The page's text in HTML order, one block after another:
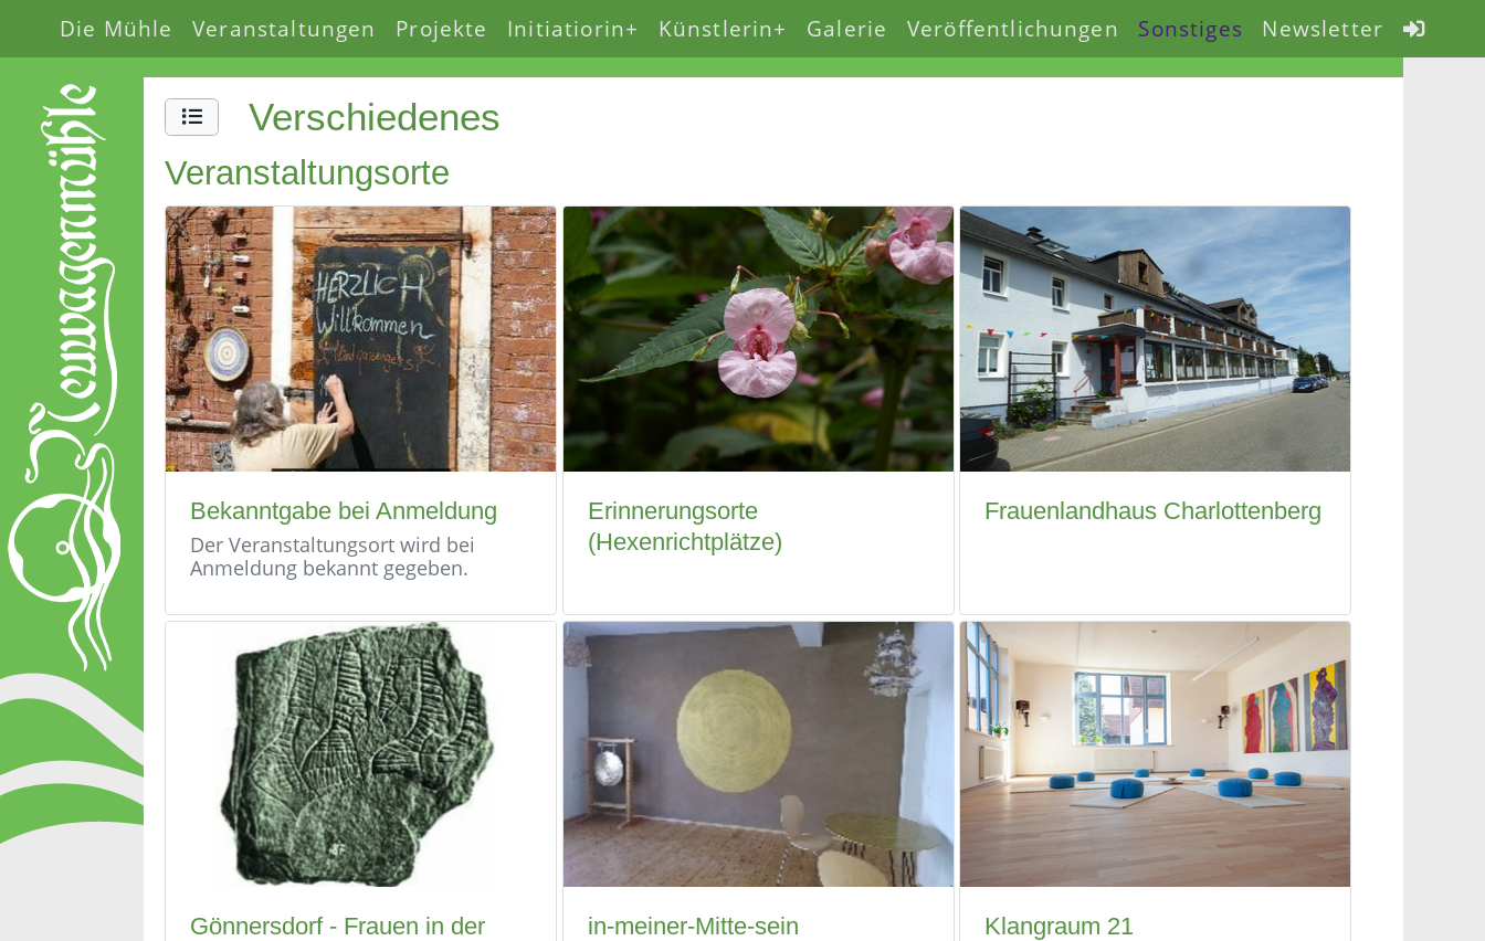
Die Mühle Veranstaltungen Projekte Initiatiorin+ Künstlerin+ Galerie Veröffentlichungen Sonstiges Newsletter
Verschiedenes
Veranstaltungsorte
Bekanntgabe bei Anmeldung
Der Veranstaltungsort wird bei
Anmeldung bekannt gegeben.
Erinnerungsorte
(Hexenrichtplätze)
Frauenlandhaus Charlottenberg
Gönnersdorf - Frauen in der
in-meiner-Mitte-sein Klangraum 21